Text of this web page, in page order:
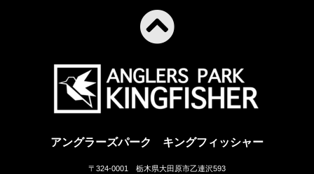
アングラーズパーク キングフィッシャー
〒324-0001 栃木県大田原市乙連沢593